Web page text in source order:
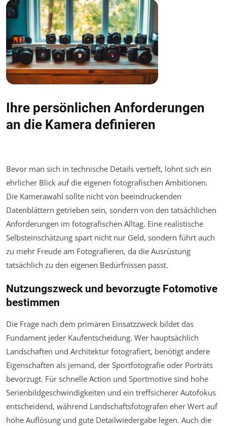
Ihre persönlichen Anforderungen
an die Kamera definieren
Bevor man sich in technische Details vertieft, lohnt sich ein
ehrlicher Blick auf die eigenen fotografischen Ambitionen.
Die Kamerawahl sollte nicht von beeindruckenden
Datenblättern getrieben sein, sondern von den tatsächlichen
Anforderungen im fotografischen Alltag. Eine realistische
Selbsteinschätzung spart nicht nur Geld, sondern führt auch
zu mehr Freude am Fotografieren, da die Ausrüstung
tatsächlich zu den eigenen Bedürfnissen passt.
Nutzungszweck und bevorzugte Fotomotive
bestimmen
Die Frage nach dem primären Einsatzzweck bildet das
Fundament jeder Kaufentscheidung. Wer hauptsächlich
Landschaften und Architektur fotografiert, benötigt andere
Eigenschaften als jemand, der Sportfotografie oder Porträts
bevorzugt. Für schnelle Action und Sportmotive sind hohe
Serienbildgeschwindigkeiten und ein treffsicherer Autofokus
entscheidend, während Landschaftsfotografen eher Wert auf
hohe Auflösung und gute Detailwiedergabe legen. Auch die